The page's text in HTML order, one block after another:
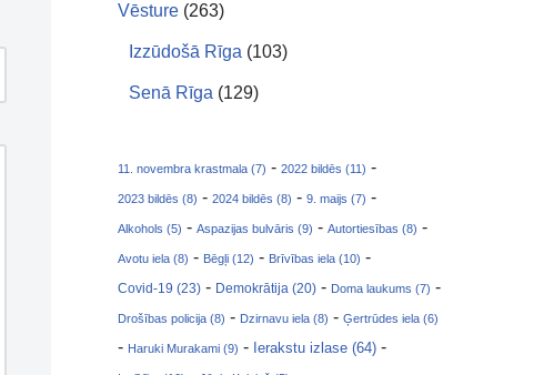
Vēsture (263)
Izzūdošā Rīga (103)
Senā Rīga (129)
11. novembra krastmala (7) - 2022 bildēs (11) -
2023 bildēs (8) - 2024 bildēs (8) - 9. maijs (7) -
Alkohols (5) - Aspazijas bulvāris (9) - Autortiesības (8) -
Avotu iela (8) - Bēgļi (12) - Brīvības iela (10) -
Covid-19 (23) - Demokrātija (20) - Doma laukums (7) -
Drošības policija (8) - Dzirnavu iela (8) - Ģertrūdes iela (6)
- Haruki Murakami (9) - Ierakstu izlase (64) -